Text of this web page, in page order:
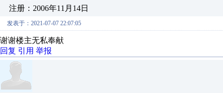
注册：2006年11月14日
发表于：2021-07-07 22:07:05
谢谢楼主无私奉献
回复 引用 举报